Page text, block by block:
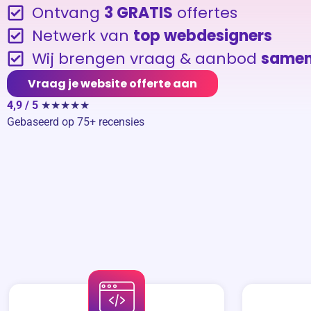
Ontvang 3 GRATIS offertes
Netwerk van top webdesigners
Wij brengen vraag & aanbod
Vraag je website offerte aan
4,9 / 5 ★★★★★
Gebaseerd op 75+ recensies